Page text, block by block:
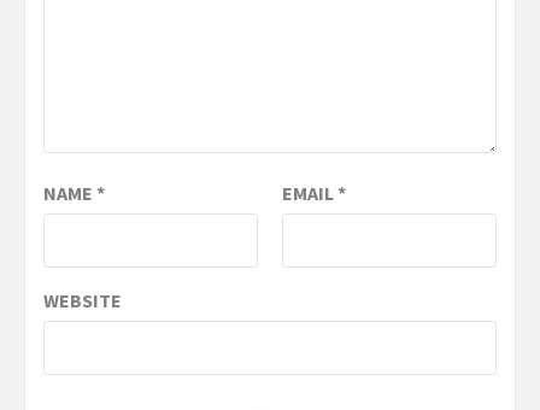
NAME * EMAIL*
WEBSITE